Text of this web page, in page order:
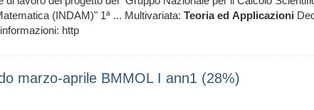
(INDAM)" 1ª ... Multivariata: Teoria ed Applicazioni
http
marzo-aprile BMMOL I ann1 (28%)